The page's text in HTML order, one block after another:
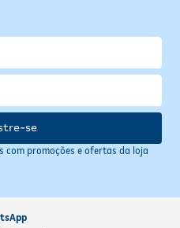
com promoções e ofertas da loja
se